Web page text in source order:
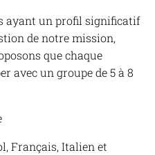
ayant un profil significatif
de notre mission,
que chaque
avec un groupe de 5 à 8
Français, Italien et